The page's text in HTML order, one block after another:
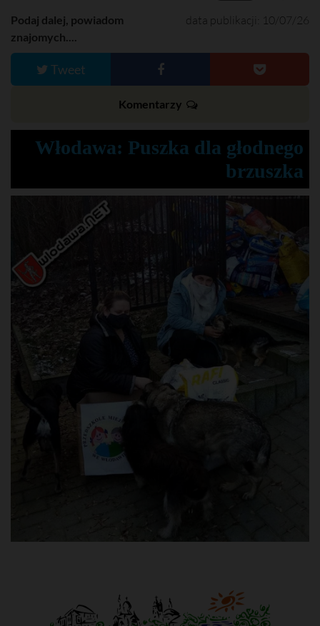
data publikacji: 10/07/26
Podaj dalej, powiadom
znajomych....
Tweet
Komentarzy
Włodawa: Puszka dla głodnego
brzuszka